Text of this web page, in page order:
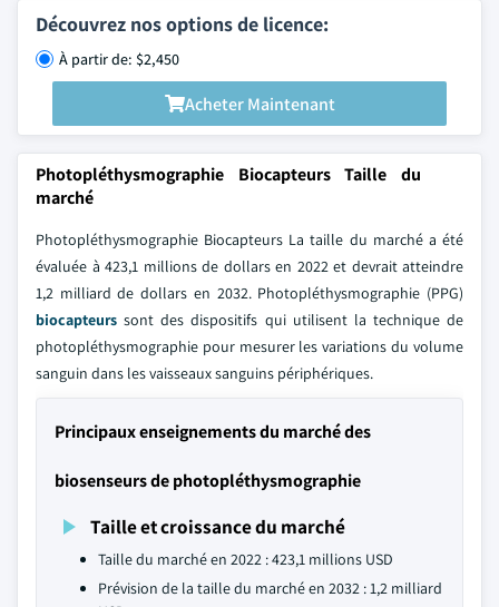
Découvrez nos options de licence:
À partir de: $2,450
Acheter Maintenant
Photopléthysmographie Biocapteurs Taille du
marché
Photopléthysmographie Biocapteurs La taille du marché a été
évaluée à 423,1 millions de dollars en 2022 et devrait atteindre
1,2 milliard de dollars en 2032. Photopléthysmographie (PPG)
biocapteurs sont des dispositifs qui utilisent la technique de
photopléthysmographie pour mesurer les variations du volume
sanguin dans les vaisseaux sanguins périphériques.
Principaux enseignements du marché des
biosenseurs de photopléthysmographie
Taille et croissance du marché
Taille du marché en 2022 : 423,1 millions USD
Prévision de la taille du marché en 2032 : 1,2 milliard